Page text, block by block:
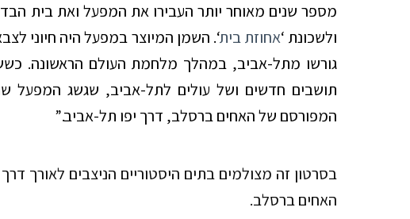
מספר שנים מאוחר יותר העבירו את המפעל ואת בית
ולשכונת ‘אחוזת בית‘. השמן המיוצר במפעל היה חיוני
גורשו מתל-אביב, במהלך מלחמת העולם הראשונה.
תושבים חדשים ושל עולים לתל-אביב, שגשג המפעל
המפורסם של האחים ברסלב, דרך יפו תל-אביב.”
בסרטון זה מצולמים בתים היסטוריים הניצבים לאורך
האחים ברסלב.